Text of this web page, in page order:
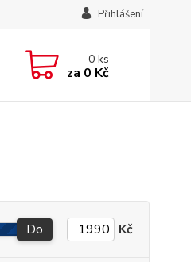
Přihlášení
0ks
za 0 Kč
Do Kč